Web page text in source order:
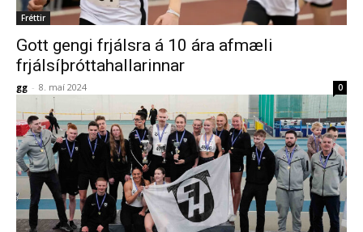
Fréttir
Gott gengi frjálsra á 10 ára afmæli
frjálsíþróttahallarinnar
gg - 8. maí 2024 0